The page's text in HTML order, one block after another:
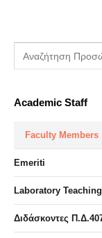
Academic Staff
Faculty Members
Emeriti
Laboratory
Διδάσκοντες